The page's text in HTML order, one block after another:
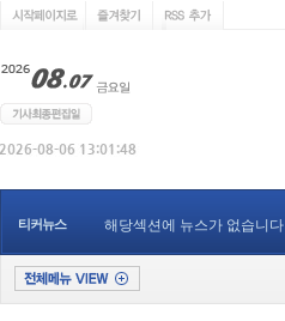
티커뉴스 해당섹션에 뉴스가 없습니다